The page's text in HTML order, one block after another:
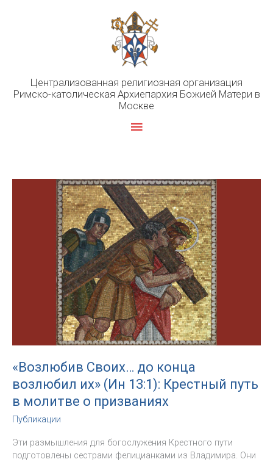
Централизованная религиозная организация
Римско-католическая Архиепархия Божией Матери в
Москве
Главное
«Возлюбив Своих… до конца
возлюбил их» (Ин 13:1): Крестный путь
в молитве о призваниях
Публикации
Эти размышления для богослужения Крестного пути
подготовлены сестрами фелицианками из Владимира. Они